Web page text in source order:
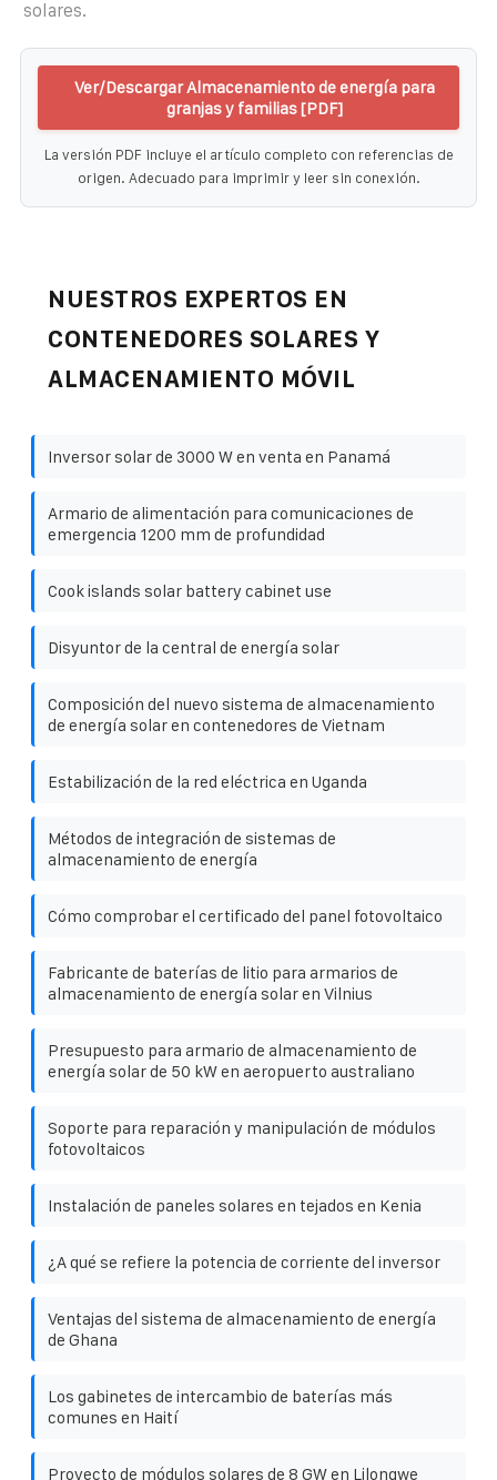
solares.
Ver/Descargar Almacenamiento de energía para
granjas y familias [PDF]
La versión PDF incluye el artículo completo con referencias de
origen. Adecuado para imprimir y leer sin conexión.
NUESTROS EXPERTOS EN
CONTENEDORES SOLARES Y
ALMACENAMIENTO MÓVIL
Inversor solar de 3000 W en venta en Panamá
Armario de alimentación para comunicaciones de
emergencia 1200 mm de profundidad
Cook islands solar battery cabinet use
Disyuntor de la central de energía solar
Composición del nuevo sistema de almacenamiento
de energía solar en contenedores de Vietnam
Estabilización de la red eléctrica en Uganda
Métodos de integración de sistemas de
almacenamiento de energía
Cómo comprobar el certificado del panel fotovoltaico
Fabricante de baterías de litio para armarios de
almacenamiento de energía solar en Vilnius
Presupuesto para armario de almacenamiento de
energía solar de 50 kW en aeropuerto australiano
Soporte para reparación y manipulación de módulos
fotovoltaicos
Instalación de paneles solares en tejados en Kenia
¿A qué se refiere la potencia de corriente del inversor
Ventajas del sistema de almacenamiento de energía
de Ghana
Los gabinetes de intercambio de baterías más
comunes en Haití
Proyecto de módulos solares de 8 GW en Lilongwe